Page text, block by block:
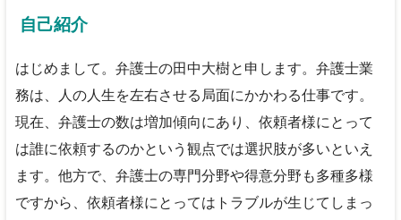
自己紹介
はじめまして。弁護士の田中大樹と申します。弁護士業
務は、人の人生を左右させる局面にかかわる仕事です。
現在、弁護士の数は増加傾向にあり、依頼者様にとって
は誰に依頼するのかという観点では選択肢が多いといえ
ます。他方で、弁護士の専門分野や得意分野も多種多様
ですから、依頼者様にとってはトラブルが生じてしまっ